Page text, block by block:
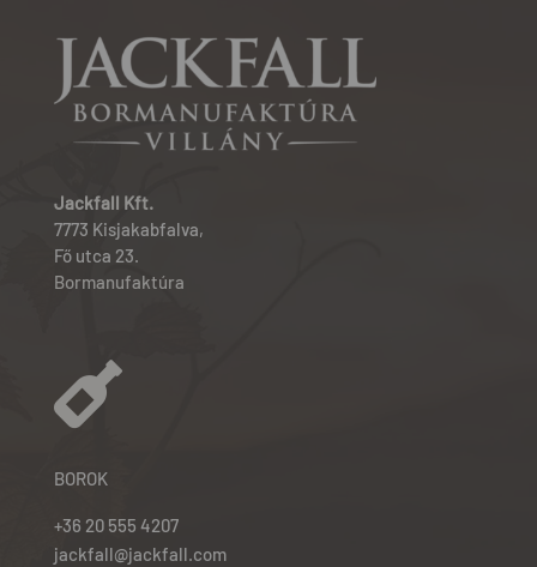
Jackfall Kft.
7773 Kisjakabfalva,
Fő utca 23.
Bormanufaktúra

BOROK
+36 20 555 4207
jackfall@jackfall.com